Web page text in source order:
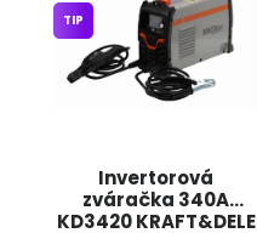
Invertorová
zváračka 340A
KD3420 KRAFT&DELE
TIP